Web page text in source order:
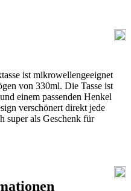
ist mikrowellengeeignet
von 330ml. Die Tasse ist
einem passenden Henkel
verschönert direkt jede
super als Geschenk für